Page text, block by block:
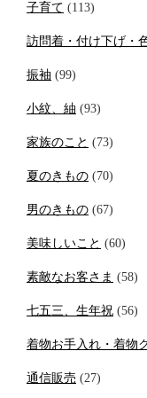
子育て (113)
訪問着・付け下げ・
振袖 (99)
小紋、紬 (93)
家族のこと (73)
夏のきもの (70)
男のきもの (67)
美味しいこと (60)
素敵なお客さま (58)
七五三、生年祝 (56)
着物お手入れ・着物
通信販売 (27)